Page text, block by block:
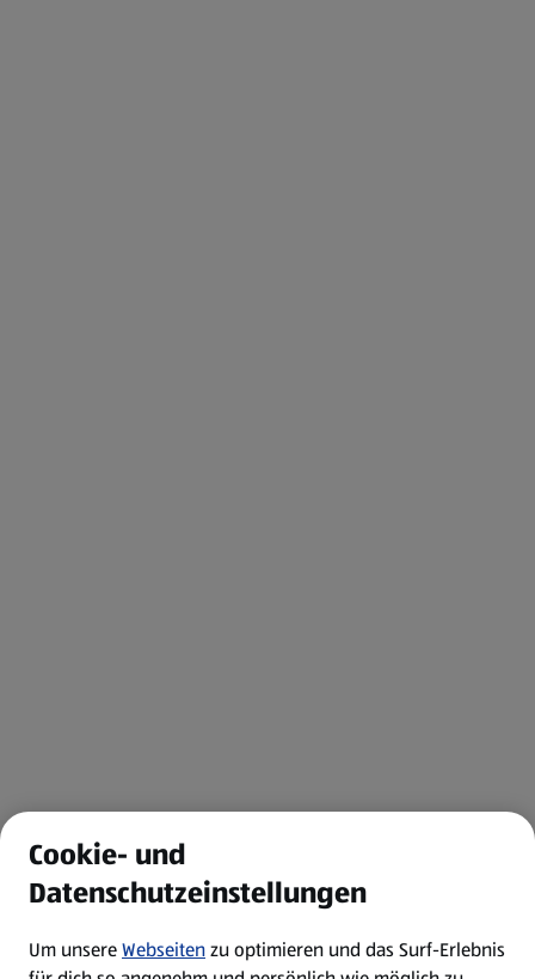
Cookie- und
Datenschutzeinstellungen
Um unsereWebseitenzu optimieren und das Surf-Erlebnis